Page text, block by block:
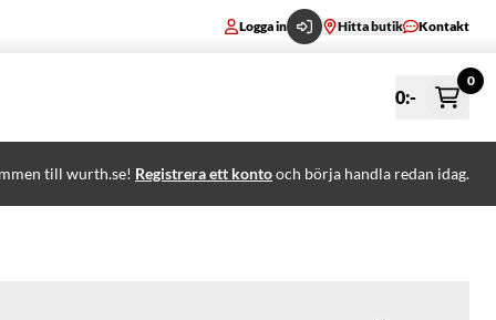
Logga in Hitta butik Kontakt
0:-
0
till wurth.se! Registrera ett kontooch börja handla redan idag.